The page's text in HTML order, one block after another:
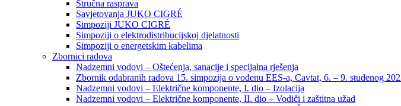
Stručna rasprava​
Savjetovanja JUKO CIGRÉ
Simpoziji JUKO CIGRÉ
Simpoziji o elektrodistribucijskoj djelatnosti
Simpoziji o energetskim kabelima
Zbornici radova
Nadzemni vodovi – Oštećenja, sanacije i specijalna rješenja
Zbornik odabranih radova 15. simpozija o vođenu EES-a, Cavtat, 6. – 9. studenog
Nadzemni vodovi – Električne komponente, I. dio – Izolacija
Nadzemni vodovi – Električne komponente, II. dio – Vodiči i zaštitna užad